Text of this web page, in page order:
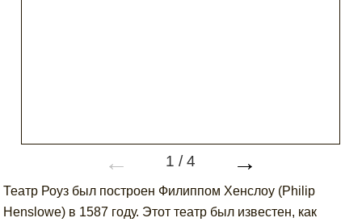
← 1 /4 →
Театр Роуз был построен Филиппом Хенслоу (Philip
Henslowe) в 1587 году. Этот театр был известен, как